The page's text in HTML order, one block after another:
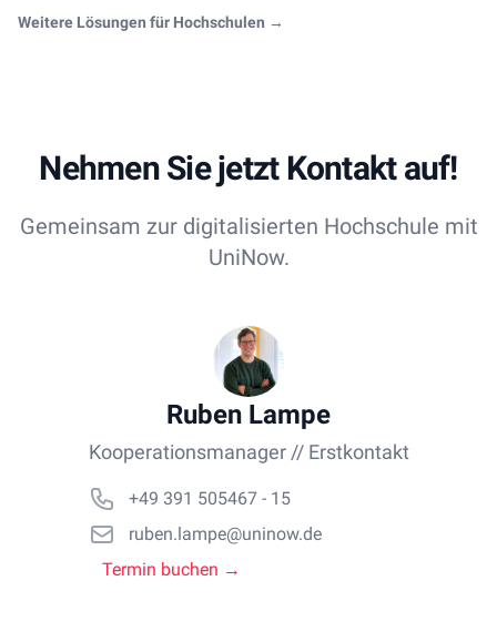
Weitere Lösungen für Hochschulen →
Nehmen Sie jetzt Kontakt auf!
Gemeinsam zur digitalisierten Hochschule mit
UniNow.
Ruben Lampe
Kooperationsmanager // Erstkontakt
+49 391 505467 - 15
ruben.lampe@uninow.de
Termin buchen →